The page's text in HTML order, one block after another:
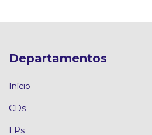
Departamentos
Início
CDs
LPs